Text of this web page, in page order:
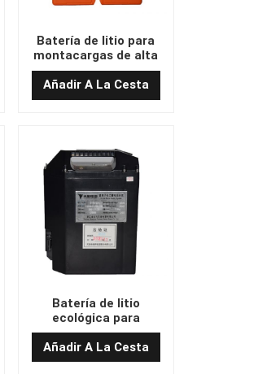
Batería de litio para
montacargas de alta
seguridad de 48 V y 20
Ah (280 x 75 x 378)
Añadir A La Cesta
Batería de litio
ecológica para
montacargas de 25,6 V
y 30 Ah (210 x 115 x
280)
Añadir A La Cesta